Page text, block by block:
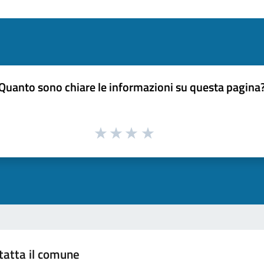
sono chiare le informazioni su questa
il comune